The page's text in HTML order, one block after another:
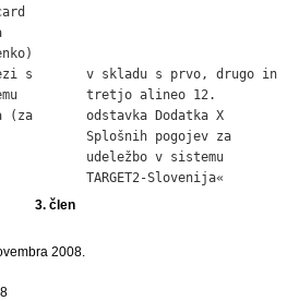
s       v skladu s prvo, drugo in
tretjo alineo 12.
(za       odstavka Dodatka X
Splošnih pogojev za
udeležbo v sistemu
TARGET2-Slovenija«
3. člen
2008.